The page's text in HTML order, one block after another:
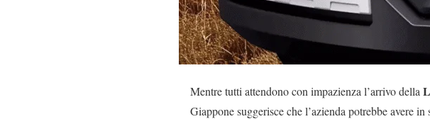
Mentre tutti attendono con impazienza l’arrivo della
Giappone suggerisce che l’azienda potrebbe avere